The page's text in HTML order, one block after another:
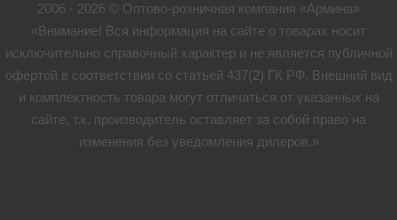
2006 - 2026 © Оптово-розничная компания «Армина»
«Внимание! Вся информация на сайте о товарах носит
исключительно справочный характер и не является публичной
офертой в соответствии со статьей 437(2) ГК РФ. Внешний вид
и комплектность товара могут отличаться от указанных на
сайте, т.к. производитель оставляет за собой право на
изменения без уведомления дилеров.»